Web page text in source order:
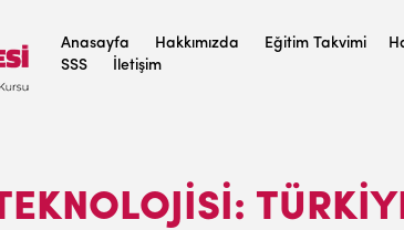
Anasayfa Hakkımızda Eğitim Takvimi
SSS
İletişim